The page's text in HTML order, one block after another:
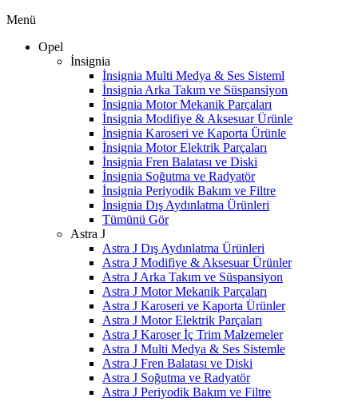
Menü
Opel
İnsignia
İnsignia Multi Medya & Ses Sisteml
İnsignia Arka Takım ve Süspansiyon
İnsignia Motor Mekanik Parçaları
İnsignia Modifiye & Aksesuar Ürünle
İnsignia Karoseri ve Kaporta Ürünle
İnsignia Motor Elektrik Parçaları
İnsignia Fren Balatası ve Diski
İnsignia Soğutma ve Radyatör
İnsignia Periyodik Bakım ve Filtre
İnsignia Dış Aydınlatma Ürünleri
Tümünü Gör
Astra J
Astra J Dış Aydınlatma Ürünleri
Astra J Modifiye & Aksesuar Ürünler
Astra J Arka Takım ve Süspansiyon
Astra J Motor Mekanik Parçaları
Astra J Karoseri ve Kaporta Ürünler
Astra J Motor Elektrik Parçaları
Astra J Karoser İç Trim Malzemeler
Astra J Multi Medya & Ses Sistemle
Astra J Fren Balatası ve Diski
Astra J Soğutma ve Radyatör
Astra J Periyodik Bakım ve Filtre